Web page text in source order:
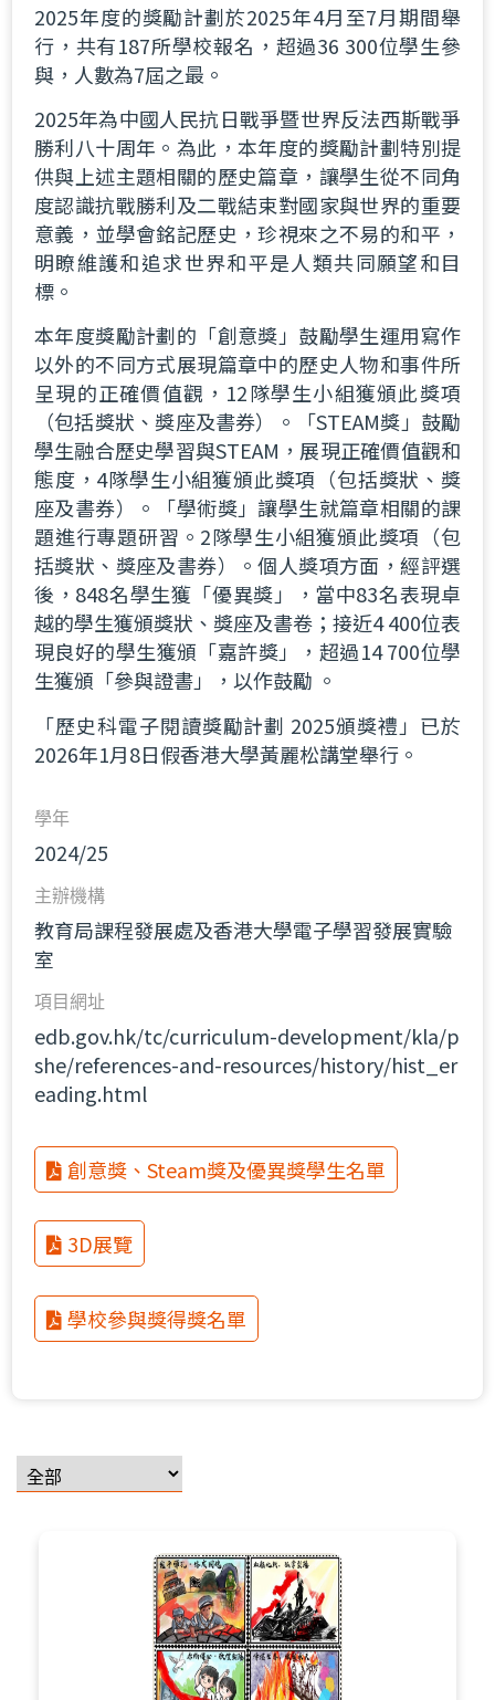
2025年度的獎勵計劃於2025年4月至7月期間舉
行，共有187所學校報名，超過36 300位學生參
與，人數為7屆之最。
2025年為中國人民抗日戰爭暨世界反法西斯戰爭
勝利八十周年。為此，本年度的獎勵計劃特別提
供與上述主題相關的歷史篇章，讓學生從不同角
度認識抗戰勝利及二戰結束對國家與世界的重要
意義，並學會銘記歷史，珍視來之不易的和平，
明瞭維護和追求世界和平是人類共同願望和目
標。
本年度獎勵計劃的「創意獎」鼓勵學生運用寫作
以外的不同方式展現篇章中的歷史人物和事件所
呈現的正確價值觀，12隊學生小組獲頒此獎項
（包括獎狀、獎座及書券）。「STEAM獎」鼓勵
學生融合歷史學習與STEAM，展現正確價值觀和
態度，4隊學生小組獲頒此獎項（包括獎狀、獎
座及書券）。「學術獎」讓學生就篇章相關的課
題進行專題研習。2隊學生小組獲頒此獎項（包
括獎狀、獎座及書券）。個人獎項方面，經評選
後，848名學生獲「優異獎」，當中83名表現卓
越的學生獲頒獎狀、獎座及書卷；接近4 400位表
現良好的學生獲頒「嘉許獎」，超過14 700位學
生獲頒「參與證書」，以作鼓勵 。
「歷史科電子閱讀獎勵計劃 2025頒獎禮」已於
2026年1月8日假香港大學黃麗松講堂舉行。
學年
2024/25
主辦機構
教育局課程發展處及香港大學電子學習發展實驗
室
項目網址
edb.gov.hk/tc/curriculum-development/kla/p
she/references-and-resources/history/hist_er
eading.html
創意獎、Steam獎及優異獎學生名單
3D展覽
學校參與獎得獎名單